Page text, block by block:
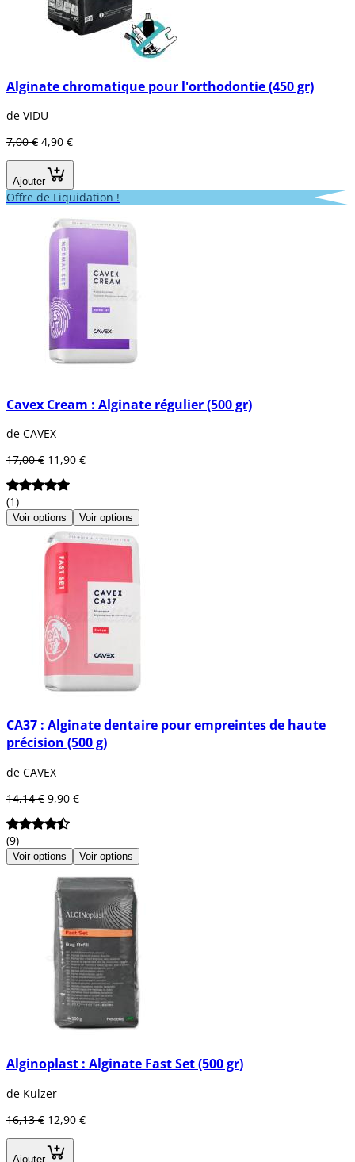
Alginate chromatique pour l'orthodontie (450 gr)
de VIDU
7,00 € 4,90 €
Ajouter
Offre de Liquidation !
Cavex Cream : Alginate régulier (500 gr)
de CAVEX
17,00 € 11,90 €
(1)
Voir options Voir options
CA37 : Alginate dentaire pour empreintes de haute
précision (500 g)
de CAVEX
14,14 € 9,90 €
(9)
Voir options Voir options
Alginoplast : Alginate Fast Set (500 gr)
de Kulzer
16,13 € 12,90 €
Ajouter